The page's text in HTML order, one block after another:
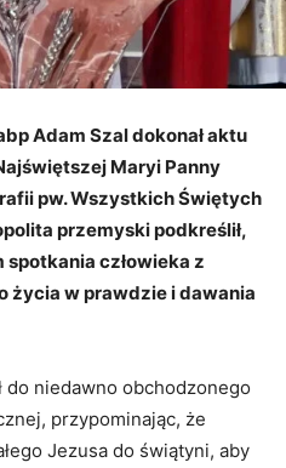
Adam Szal dokonał aktu
Maryi Panny
pw. Wszystkich Świętych
przemyski podkreślił,
człowieka z
życia w prawdzie i dawania
do niedawno obchodzonego
przypominając, że
Jezusa do świątyni, aby